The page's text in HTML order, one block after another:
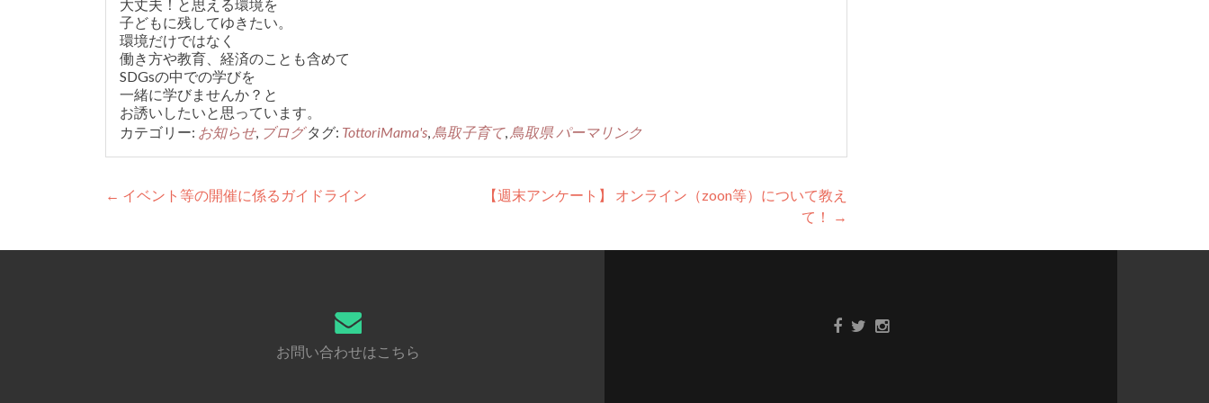
大丈夫 ！と思える環境を
子どもに残してゆきたい。
環境だけではなく
働き方や教育、経済のことも含めて
SDGsの中での学びを
一緒に学びませんか？と
お誘いしたいと思っています。
カテゴリー: お知らせ, ブログタグ: TottoriMama's, 鳥取子育て, 鳥取県 パーマリンク
投
← イベント等の開催に係るガイドライン
【週末アンケート】 オンライン（zoon等）について教え
て！
→
お問い合わせはこちら